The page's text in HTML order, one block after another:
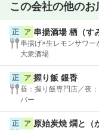
この会社の他の
正 ア 串揚酒場 栖（す
串揚げ×生レモンサワー
大衆酒場
正 ア 握り飯 銀香
昼：握り飯専門店／夜
バー
正 ア 原始炭焼 燗と（